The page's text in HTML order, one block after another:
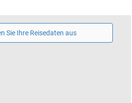
Sie Ihre Reisedaten aus